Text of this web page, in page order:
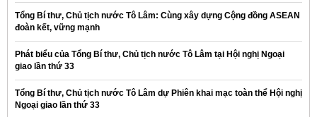
Tổng Bí thư, Chủ tịch nước Tô Lâm: Cùng xây dựng Cộng đồng ASEAN
đoàn kết, vững mạnh
Phát biểu của Tổng Bí thư, Chủ tịch nước Tô Lâm tại Hội nghị Ngoại
giao lần thứ 33
Tổng Bí thư, Chủ tịch nước Tô Lâm dự Phiên khai mạc toàn thể Hội nghị
Ngoại giao lần thứ 33